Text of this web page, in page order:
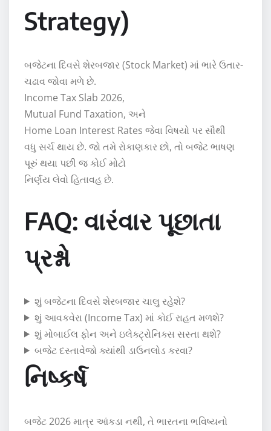
Strategy)
બજેટના દિવસે શેરબજાર (Stock Market) માં ભારે ઉતાર-
ચઢાવ જોવા મળે છે.
Income Tax Slab 2026,
Mutual Fund Taxation, અને
Home Loan Interest Rates જેવા વિષયો પર સૌથી
વધુ સર્ચ થાય છે. જો તમે રોકાણકાર છો, તો બજેટ ભાષણ
પૂરું થયા પછી જ કોઈ મોટો
નિર્ણય લેવો હિતાવહ છે.
FAQ: વારંવાર પૂછાતા
પ્રશ્નો
શું બજેટના દિવસે શેરબજાર ચાલુ રહેશે?
શું આવકવેરા (Income Tax) માં કોઈ રાહત મળશે?
શું મોબાઈલ ફોન અને ઇલેક્ટ્રોનિક્સ સસ્તા થશે?
બજેટ દસ્તાવેજો ક્યાંથી ડાઉનલોડ કરવા?
નિષ્કર્ષ
બજેટ 2026 માત્ર આંકડા નથી, તે ભારતના ભવિષ્યનો